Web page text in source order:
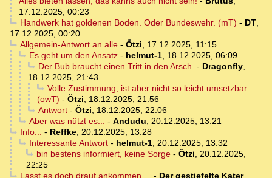
17.12.2025, 00:23
Handwerk hat goldenen Boden. Oder Bundeswehr. (mT) - DT,
17.12.2025, 00:20
Allgemein-Antwort an alle- Ötzi, 17.12.2025, 11:15
Es geht um den Ansatz- helmut-1, 18.12.2025, 06:09
Der Bub braucht einen Tritt in den Arsch. - Dragonfly,
18.12.2025, 21:43
Volle Zustimmung, ist aber nicht so leicht umsetzbar
(owT) - Ötzi, 18.12.2025, 21:56
Antwort- Ötzi, 18.12.2025, 22:06
Aber was nützt es... - Andudu, 20.12.2025, 13:21
Info... - Reffke, 20.12.2025, 13:28
Interessante Antwort- helmut-1, 20.12.2025, 13:32
bin bestens informiert, keine Sorge- Ötzi, 20.12.2025,
22:25
Lasst es doch drauf ankommen ...
- Der gestiefelte Kater,